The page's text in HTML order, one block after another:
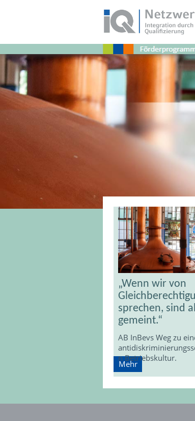
Schlagwort:
Unterstüzung
„Wenn wir von
sprechen, sind
gemeint.“
AB InBevs Weg zu
n Betriebskultur.
Mehr